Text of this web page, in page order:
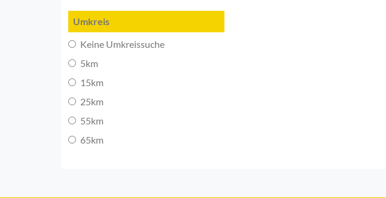
Umkreis
Keine Umkreissuche
5km
15km
25km
55km
65km